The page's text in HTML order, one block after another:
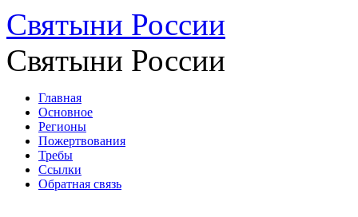
Святыни России
Святыни России
Главная
Основное
Регионы
Пожертвования
Требы
Ссылки
Обратная связь